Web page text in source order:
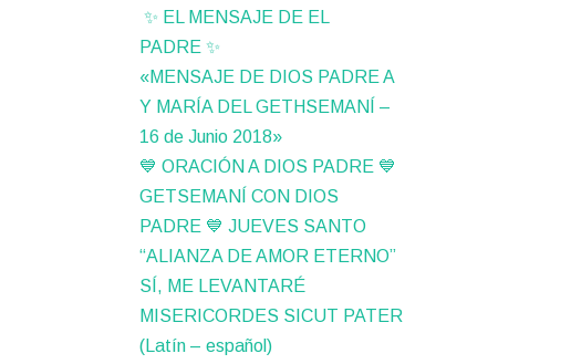
✨ EL MENSAJE DE EL
PADRE ✨
«MENSAJE DE DIOS PADRE A
Y MARÍA DEL GETHSEMANÍ –
16 de Junio 2018»
💙 ORACIÓN A DIOS PADRE 💙
GETSEMANÍ CON DIOS
PADRE 💙 JUEVES SANTO
“ALIANZA DE AMOR ETERNO”
SÍ, ME LEVANTARÉ
MISERICORDES SICUT PATER
(Latín – español)